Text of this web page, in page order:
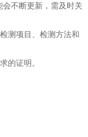
不断更新，需及时关
测项目、检测方法和
的证明。